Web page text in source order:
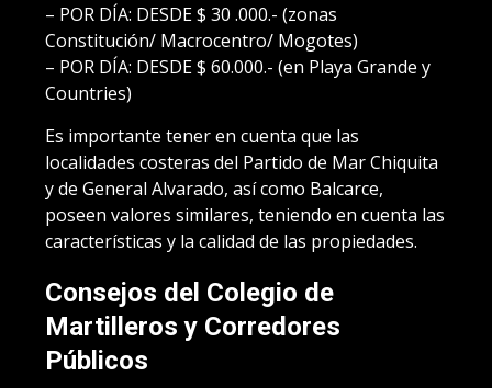
– POR DÍA: DESDE $ 30 .000.- (zonas
Constitución/ Macrocentro/ Mogotes)
– POR DÍA: DESDE $ 60.000.- (en Playa Grande y
Countries)
Es importante tener en cuenta que las
localidades costeras del Partido de Mar Chiquita
y de General Alvarado, así como Balcarce,
poseen valores similares, teniendo en cuenta las
características y la calidad de las propiedades.
Consejos del Colegio de
Martilleros y Corredores
Públicos